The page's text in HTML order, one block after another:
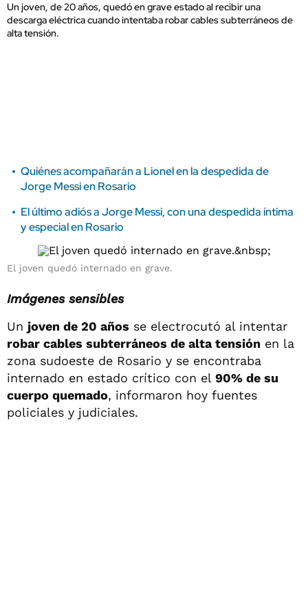
Un joven, de 20 años, quedó en grave estado al recibir una
descarga eléctrica cuando intentaba robar cables subterráneos de
alta tensión.
Quiénes acompañarán a Lionel en la despedida de
Jorge Messi en Rosario
El último adiós a Jorge Messi, con una despedida íntima
y especial en Rosario
El joven quedó internado en grave.
Imágenes sensibles
Un joven de 20 años se electrocutó al intentar
robar cables subterráneos de alta tensión en la
zona sudoeste de Rosario y se encontraba
internado en estado crítico con el 90% de su
cuerpo quemado, informaron hoy fuentes
policiales y judiciales.